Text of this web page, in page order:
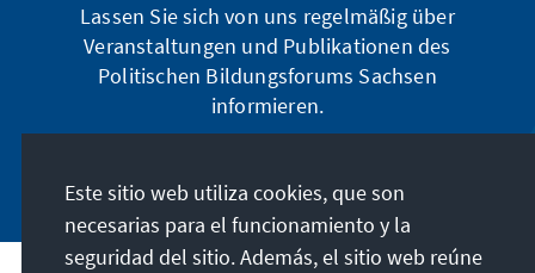
Lassen Sie sich von uns regelmäßig über
Veranstaltungen und Publikationen des
Politischen Bildungsforums Sachsen
informieren.
Este sitio web utiliza cookies, que son
necesarias para el funcionamiento y la
seguridad del sitio. Además, el sitio web reúne